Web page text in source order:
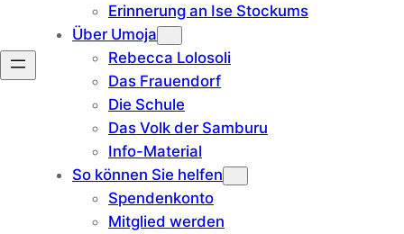
Erinnerung an Ise Stockums
Über Umoja
Rebecca Lolosoli
Das Frauendorf
Die Schule
Das Volk der Samburu
Info-Material
So können Sie helfen
Spendenkonto
Mitglied werden